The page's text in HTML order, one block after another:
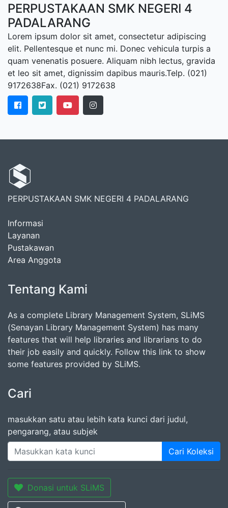
PERPUSTAKAAN SMK NEGERI 4
PADALARANG
Lorem ipsum dolor sit amet, consectetur adipiscing
elit. Pellentesque et nunc mi. Donec vehicula turpis a
quam venenatis posuere. Aliquam nibh lectus, gravida
et leo sit amet, dignissim dapibus mauris.Telp. (021)
9172638Fax. (021) 9172638
PERPUSTAKAAN SMK NEGERI 4 PADALARANG
Informasi
Layanan
Pustakawan
Area Anggota
Tentang Kami
As a complete Library Management System, SLiMS
(Senayan Library Management System) has many
features that will help libraries and librarians to do
their job easily and quickly. Follow this link to show
some features provided by SLiMS.
Cari
masukkan satu atau lebih kata kunci dari judul,
pengarang, atau subjek
Cari Koleksi
Donasi untuk SLiMS